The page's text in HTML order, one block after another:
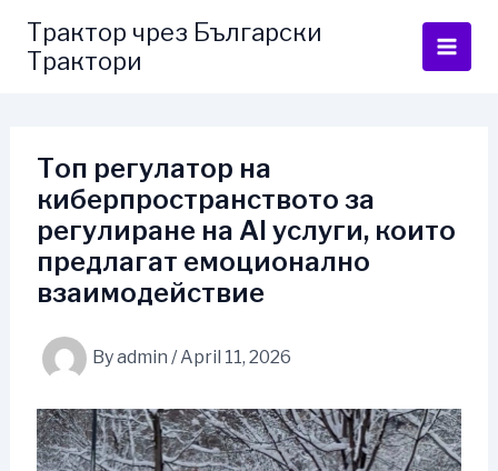
content
Трактор чрез Български
Трактори
Топ регулатор на
киберпространството за
регулиране на AI услуги, които
предлагат емоционално
взаимодействие
Byadmin /April 11, 2026